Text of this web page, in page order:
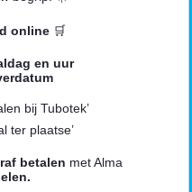
online🛒
en uur
bij Tubotek’
ter plaatse’
betalen met Alma